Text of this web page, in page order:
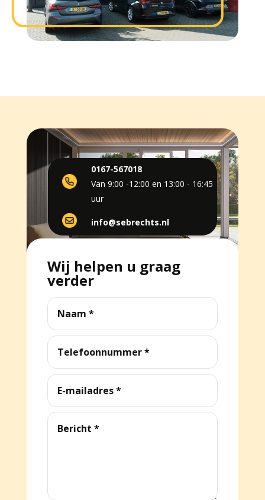
0167-567018
Van 9:00 -12:00 en 13:00 - 16:45
uur
info@sebrechts.nl
Wij helpen u graag
verder